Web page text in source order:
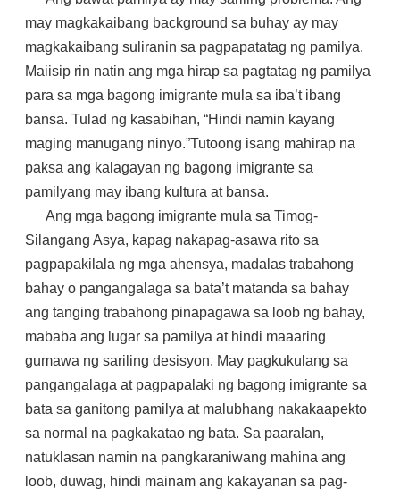
may magkakaibang background sa buhay ay may
magkakaibang suliranin sa pagpapatatag ng pamilya.
Maiisip rin natin ang mga hirap sa pagtatag ng pamilya
para sa mga bagong imigrante mula sa iba’t ibang
bansa. Tulad ng kasabihan, “Hindi namin kayang
maging manugang ninyo.”Tutoong isang mahirap na
paksa ang kalagayan ng bagong imigrante sa
pamilyang may ibang kultura at bansa.
Ang mga bagong imigrante mula sa Timog-
Silangang Asya, kapag nakapag-asawa rito sa
pagpapakilala ng mga ahensya, madalas trabahong
bahay o pangangalaga sa bata’t matanda sa bahay
ang tanging trabahong pinapagawa sa loob ng bahay,
mababa ang lugar sa pamilya at hindi maaaring
gumawa ng sariling desisyon. May pagkukulang sa
pangangalaga at pagpapalaki ng bagong imigrante sa
bata sa ganitong pamilya at malubhang nakakaapekto
sa normal na pagkakatao ng bata. Sa paaralan,
natuklasan namin na pangkaraniwang mahina ang
loob, duwag, hindi mainam ang kakayanan sa pag-